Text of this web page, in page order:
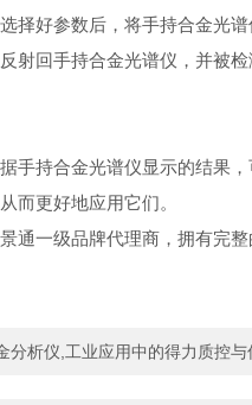
参数后，将手持合金光谱仪
射回手持合金光谱仪，并被
合金光谱仪显示的结果，可
而更好地应用它们。
一级品牌代理商，拥有完整
分析仪,工业应用中的得力质控与